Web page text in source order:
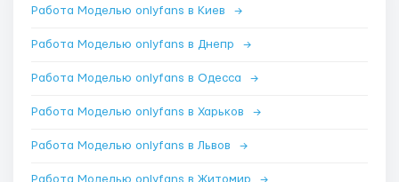
Работа Моделью onlyfans в Киев →
Работа Моделью onlyfans в Днепр →
Работа Моделью onlyfans в Одесса →
Работа Моделью onlyfans в Харьков →
Работа Моделью onlyfans в Львов →
Работа Моделью onlyfans в Житомир →